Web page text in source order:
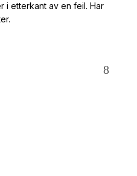
i etterkant av en feil. Har